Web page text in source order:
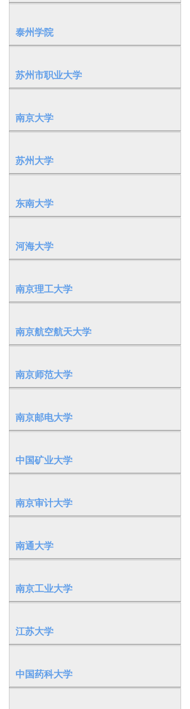
泰州学院
苏州市职业大学
南京大学
苏州大学
东南大学
河海大学
南京理工大学
南京航空航天大学
南京师范大学
南京邮电大学
中国矿业大学
南京审计大学
南通大学
南京工业大学
江苏大学
中国药科大学